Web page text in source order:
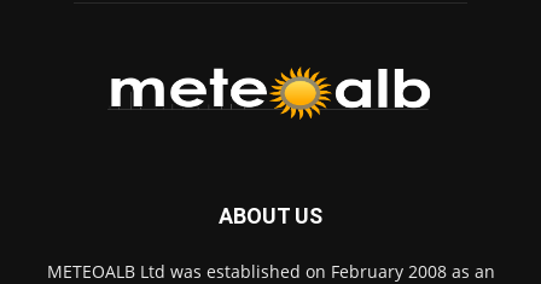
ABOUT US
METEOALB Ltd was established on February 2008 as an